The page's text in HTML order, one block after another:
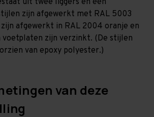
zijn afgewerkt met RAL 5003
zijn afgewerkt in RAL 2004 oranje en
voetplaten zijn verzinkt. (De stijlen
van epoxy polyester.)
van deze